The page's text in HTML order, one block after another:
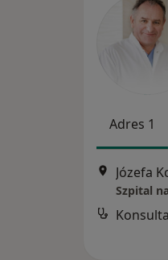
Adres 1
Józefa
Szpital